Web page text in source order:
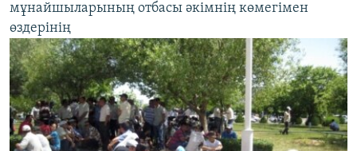
мұнайшыларының отбасы әкімнің көмегімен
өздерінің